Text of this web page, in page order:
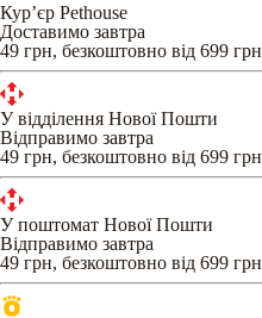
Кур’єр Pethouse
Доставимо завтра
49 грн, безкоштовно від 699 грн
У відділення Нової Пошти
Відправимо завтра
49 грн, безкоштовно від 699 грн
У поштомат Нової Пошти
Відправимо завтра
49 грн, безкоштовно від 699 грн